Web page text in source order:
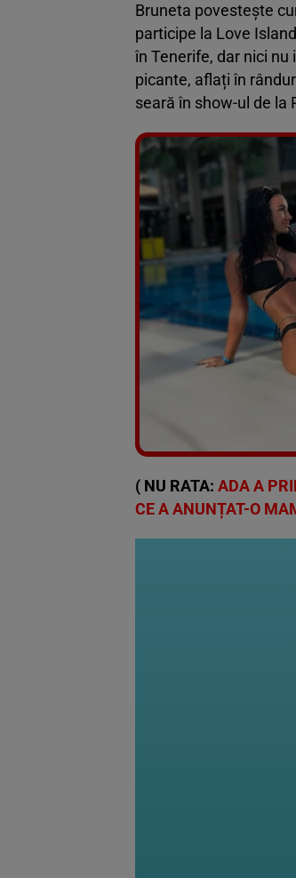
Bruneta povestește
participe la Love
în Tenerife, dar nici
picante, aflați în
seară în show-ul de la
( NU RATA: ADA A
CE A ANUNȚAT-O